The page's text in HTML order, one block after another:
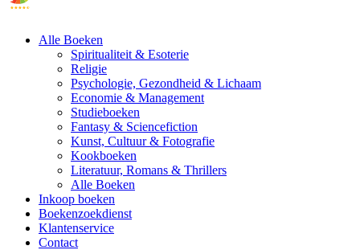
Alle Boeken
Spiritualiteit & Esoterie
Religie
Psychologie, Gezondheid & Lichaam
Economie & Management
Studieboeken
Fantasy & Sciencefiction
Kunst, Cultuur & Fotografie
Kookboeken
Literatuur, Romans & Thrillers
Alle Boeken
Inkoop boeken
Boekenzoekdienst
Klantenservice
Contact